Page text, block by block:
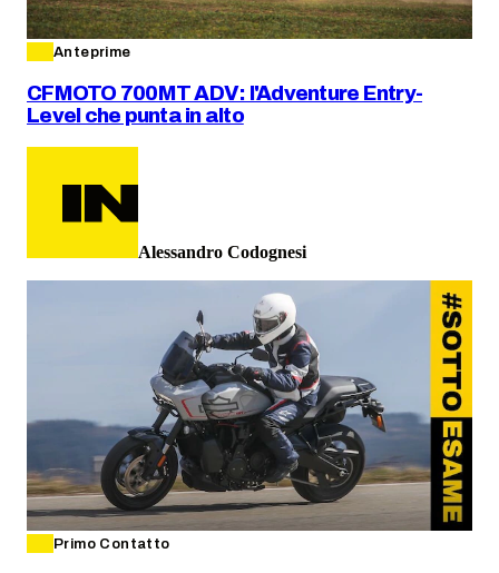
Anteprime
CFMOTO 700MT ADV: l'Adventure Entry-
Level che punta in alto
Alessandro Codognesi
Primo Contatto